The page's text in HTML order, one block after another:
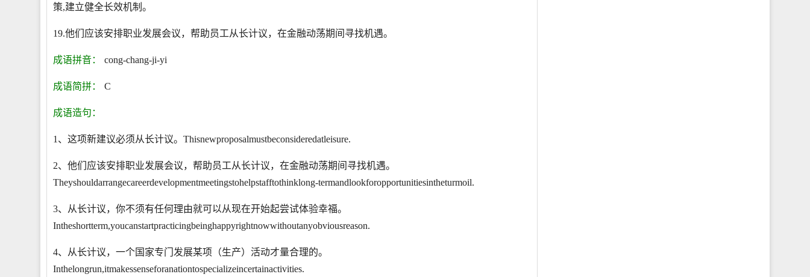
策,建立健全长效机制。
19.他们应该安排职业发展会议，帮助员工从长计议，在金融动荡期间寻找机遇。
成语拼音： cong-chang-ji-yi
成语简拼： C
成语造句：
1、这项新建议必须从长计议。Thisnewproposalmustbeconsideredatleisure.
2、他们应该安排职业发展会议，帮助员工从长计议，在金融动荡期间寻找机遇。
Theyshouldarrangecareerdevelopmentmeetingstohelpstafftothinklong-termandlookforopportunitiesintheturmoil.
3、从长计议，你不须有任何理由就可以从现在开始起尝试体验幸福。
Intheshortterm,youcanstartpracticingbeinghappyrightnowwithoutanyobviousreason.
4、从长计议，一个国家专门发展某项（生产）活动才量合理的。
Inthelongrun,itmakessenseforanationtospecializeincertainactivities.